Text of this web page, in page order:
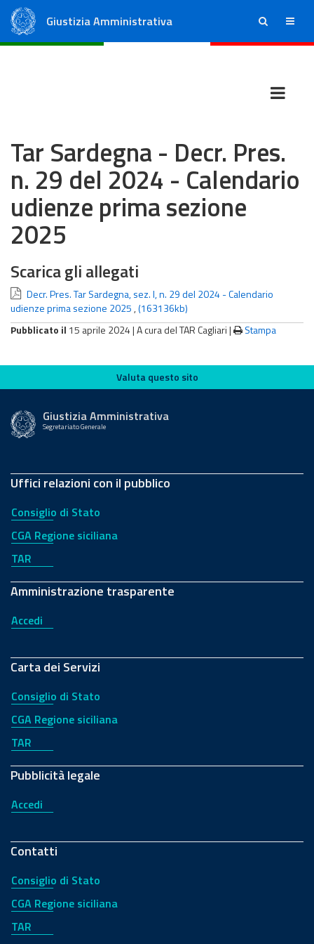
Giustizia Amministrativa ricerca menu
Tar Sardegna - Decr. Pres.
n. 29 del 2024 - Calendario
udienze prima sezione
2025
Scarica gli allegati
Decr. Pres. Tar Sardegna, sez. I, n. 29 del 2024 - Calendario
udienze prima sezione 2025 ,(163136kb)
Pubblicato il 15 aprile 2024 |A cura del TAR Cagliari| Stampa
Valuta questo sito
Valuta questo sito
Giustizia Amministrativa
Segretariato Generale
Uffici relazioni con il pubblico
Consiglio di Stato
CGA Regione siciliana
TAR
Amministrazione trasparente
Accedi
Carta dei Servizi
Consiglio di Stato
CGA Regione siciliana
TAR
Pubblicità legale
Accedi
Contatti
Consiglio di Stato
CGA Regione siciliana
TAR